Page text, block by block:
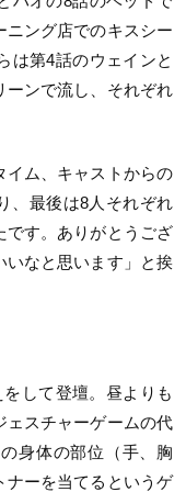
ング店でのキスシー
は第4話のウェインと
ーンで流し、それぞれ
イム、キャストからの
、最後は8人それぞれ
です。ありがとうござ
いなと思います」と挨
して登壇。昼よりも
ェスチャーゲームの代
身体の部位（手、胸
ナーを当てるというゲ